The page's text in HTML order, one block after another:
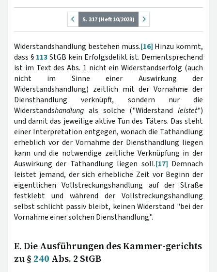
S. 317 (Heft 10/2023)
Widerstandshandlung bestehen muss.[16] Hinzu kommt,
dass § 113StGB kein Erfolgsdelikt ist. Dementsprechend
ist im Text des Abs. 1 nicht ein Widerstandserfolg (auch
nicht im Sinne einer Auswirkung der
Widerstandshandlung) zeitlich mit der Vornahme der
Diensthandlung verknüpft, sondern nur die
Widerstandshandlung als solche ("Widerstand leistet")
und damit das jeweilige aktive Tun des Täters. Das steht
einer Interpretation entgegen, wonach die Tathandlung
erheblich vor der Vornahme der Diensthandlung liegen
kann und die notwendige zeitliche Verknüpfung in der
Auswirkung der Tathandlung liegen soll.[17] Demnach
leistet jemand, der sich erhebliche Zeit vor Beginn der
eigentlichen Vollstreckungshandlung auf der Straße
festklebt und während der Vollstreckungshandlung
selbst schlicht passiv bleibt, keinen Widerstand "bei der
Vornahme einer solchen Diensthandlung".
E. Die Ausführungen des Kammer-gerichts
zu § 240 Abs. 2 StGB